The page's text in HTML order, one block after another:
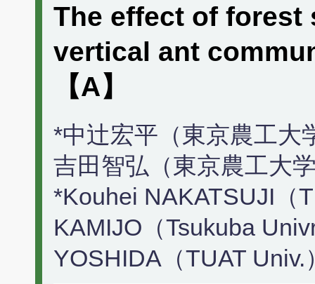
The effect of
vertical ant
【A】
*中辻宏平（東京農工大
吉田智弘（東京農工大
*Kouhei NAKATSUJI（
KAMIJO（Tsukuba
YOSHIDA（TUAT Univ.